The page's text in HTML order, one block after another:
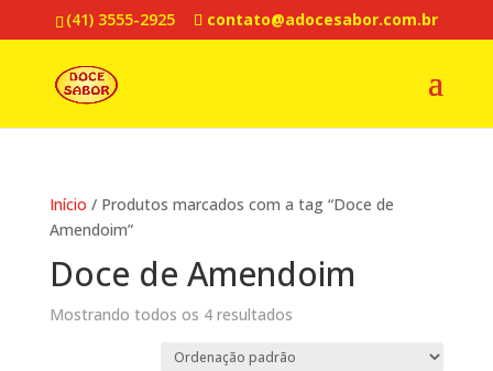
(41) 3555-2925 contato@adocesabor.com.br
Início / Produtos marcados com a tag “Doce de
Amendoim”
Doce de Amendoim
Mostrando todos os 4 resultados